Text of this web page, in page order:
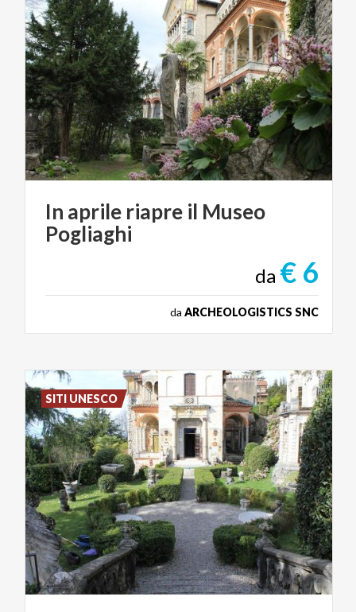
In aprile riapre il Museo
Pogliaghi
da € 6
da ARCHEOLOGISTICS SNC
SITI UNESCO